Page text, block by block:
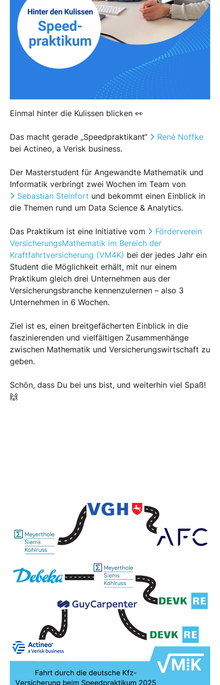
Einmal hinter die Kulissen blicken 👀
Das macht gerade „Speedpraktikant“
René Noffke
bei Actineo, a Verisk business.
Der Masterstudent für Angewandte Mathematik und
Informatik verbringt zwei Wochen im Team von
Sebastian Steinfort und bekommt einen Einblick in
die Themen rund um Data Science & Analytics.
Das Praktikum ist eine Initiative vom
Förderverein
VersicherungsMathematik im Bereich der
Kraftfahrtversicherung (VM4K) bei der jedes Jahr ein
Student die Möglichkeit erhält, mit nur einem
Praktikum gleich drei Unternehmen aus der
Versicherungsbranche kennenzulernen – also 3
Unternehmen in 6 Wochen.
Ziel ist es, einen breitgefächerten Einblick in die
faszinierenden und vielfältigen Zusammenhänge
zwischen Mathematik und Versicherungswirtschaft zu
geben.
Schön, dass Du bei uns bist, und weiterhin viel Spaß!
🙌